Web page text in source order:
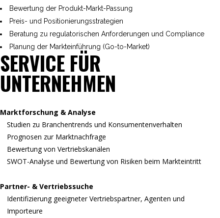
Bewertung der Produkt-Markt-Passung
Preis- und Positionierungsstrategien
Beratung zu regulatorischen Anforderungen und Compliance
Planung der Markteinführung (Go-to-Market)
SERVICE FÜR
UNTERNEHMEN
Marktforschung & Analyse
Studien zu Branchentrends und Konsumentenverhalten
Prognosen zur Marktnachfrage
Bewertung von Vertriebskanälen
SWOT-Analyse und Bewertung von Risiken beim Markteintritt
Partner- & Vertriebssuche
Identifizierung geeigneter Vertriebspartner, Agenten und
Importeure